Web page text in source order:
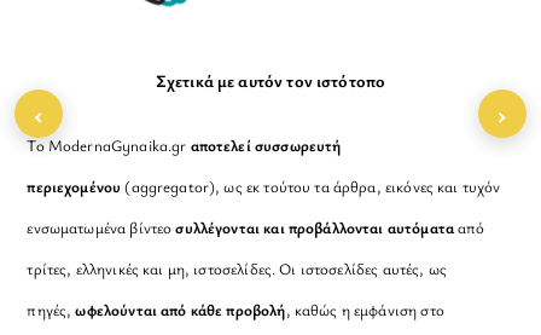
Σχετικά με αυτόν τον ιστότοπο
Το ModernaGynaika.gr αποτελεί συσσωρευτή
περιεχομένου (aggregator), ως εκ τούτου τα άρθρα, εικόνες και τυχόν
ενσωματωμένα βίντεοσυλλέγονται και προβάλλονται αυτόματααπό
τρίτες, ελληνικές και μη, ιστοσελίδες. Οι ιστοσελίδες αυτές, ως
πηγές,ωφελούνται από κάθε προβολή, καθώς η εμφάνιση στο
‹ ›